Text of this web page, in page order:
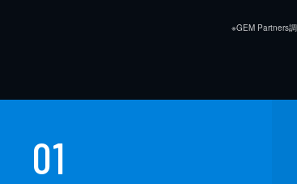
※GEM Partners
01